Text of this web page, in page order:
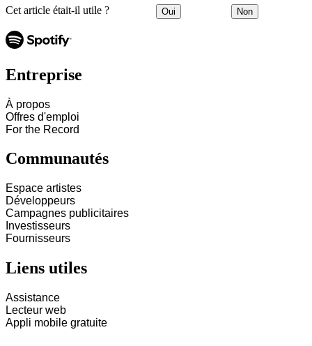
Cet article était-il utile ? Oui Non
Entreprise
À propos
Offres d'emploi
For the Record
Communautés
Espace artistes
Développeurs
Campagnes publicitaires
Investisseurs
Fournisseurs
Liens utiles
Assistance
Lecteur web
Appli mobile gratuite